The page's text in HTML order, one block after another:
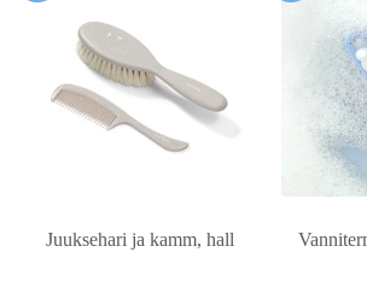
Juuksehari ja kamm, hall